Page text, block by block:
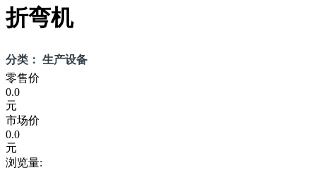
折弯机
分类： 生产设备
零售价
0.0
元
市场价
0.0
元
浏览量: